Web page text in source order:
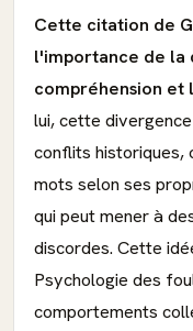
Cette citation de
l'importance de la
compréhension
lui, cette
conflits historiques,
mots selon ses
qui peut mener à
discordes. Cette
Psychologie des
comportements